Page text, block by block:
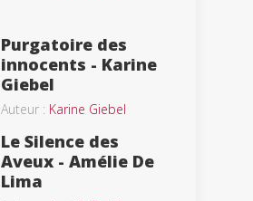
Purgatoire des
innocents - Karine
Giebel
Auteur : Karine Giebel
Le Silence des
Aveux - Amélie De
Lima